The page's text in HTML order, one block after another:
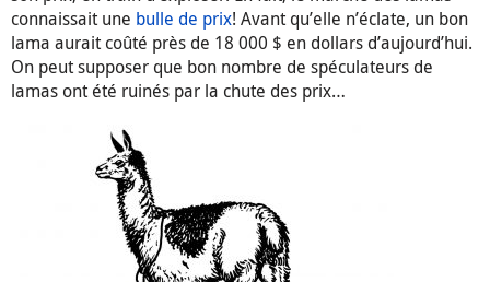
connaissait une bulle de prix! Avant qu’elle n’éclate, un bon
lama aurait coûté près de 18 000 $ en dollars d’aujourd’hui.
On peut supposer que bon nombre de spéculateurs de
lamas ont été ruinés par la chute des prix…